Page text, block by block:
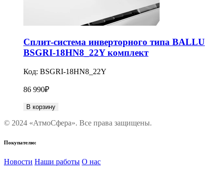
Сплит-система инверторного типа BALLU
BSGRI-18HN8_22Y комплект
Код: BSGRI-18HN8_22Y
86 990₽
В корзину
© 2024 «АтмоСфера». Все права защищены.
Покупателю:
Новости Наши работы О нас